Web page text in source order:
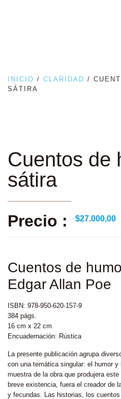
INICIO / CLARIDAD /
SÁTIRA
Cuentos de
sátira
Precio : $27.000,00
Cuentos de
Edgar Allan Poe
ISBN: 978-950-620-157-9
384 págs.
16 cm x 22 cm
Encuadernación: Rústica
La presente publicación agrupa
con una temática singular: el humor
muestra de la obra que produjera
breve existencia, fuera el creador de
y fecundas. Las historias, los